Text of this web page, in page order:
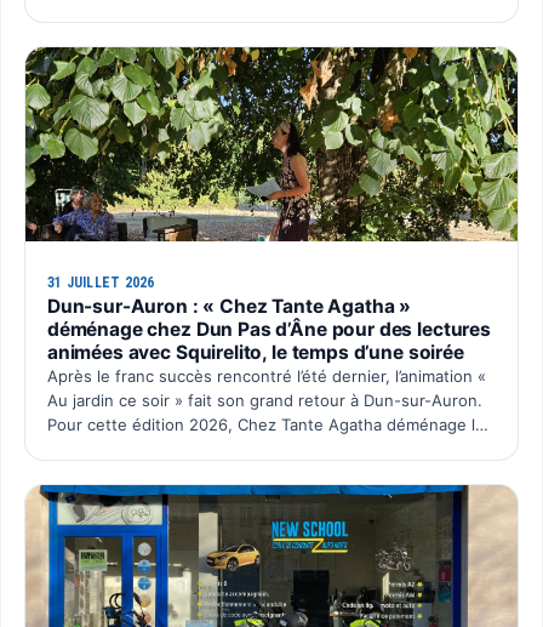
31 JUILLET 2026
Dun-sur-Auron : « Chez Tante Agatha »
déménage chez Dun Pas d’Âne pour des lectures
animées avec Squirelito, le temps d’une soirée
Après le franc succès rencontré l’été dernier, l’animation «
Au jardin ce soir » fait son grand retour à Dun-sur-Auron.
Pour cette édition 2026, Chez Tante Agatha déménage le